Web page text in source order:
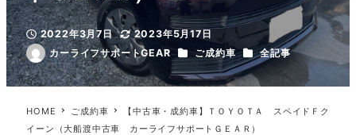
投稿日
2022年3月7日
更新日
2023年5月17日
著
者
カーライフサポートGEAR カテゴリー
ご成約車 カテゴリー
全記事
HOME ご成約車
【中古車・成約車】ＴＯＹＯＴＡ スペイドＦク
イーン（大船渡中古車 カーライフサポートＧＥＡＲ）